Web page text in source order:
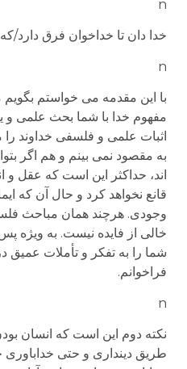
n
خدا دان تا خداخوان فرق دارد/
n
با این مقدمه می خواستم بگویم
مفهوم خدا با شما بحث علمی و
اثبات علمی و فلسفی خداوند
به مقصود نمی بینم و هم اگر
اند، حداکثر این است که عقل و
قانع نخواهد کرد و حال آن که
وجودی. هرچند همان مباحث
خالی از فایده نیست. به ویژه
شما را به تفکر و تأملات عمیق
فراخوانم.
n
نکته دوم این است که انسان
طریق دینداری و حتی